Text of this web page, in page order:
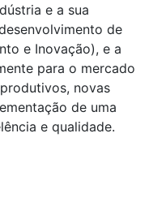
e a sua
de
e Inovação), e a
para o mercado
novas
de uma
e qualidade.